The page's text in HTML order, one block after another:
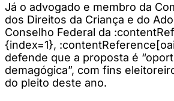
Já o advogado e membro da
dos Direitos da Criança e do
Conselho Federal da
{index=1},
defende que a proposta é
demagógica”, com fins
do pleito deste ano.